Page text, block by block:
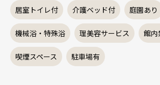
居室トイレ付 介護ベッド付 庭園あり
機械浴・特殊浴 理美容サービス 館内
喫煙スペース 駐車場有